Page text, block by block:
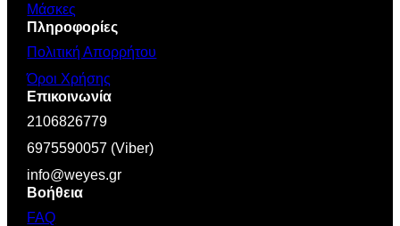
Μάσκες
Πληροφορίες
Πολιτική Απορρήτου
Όροι Χρήσης
Επικοινωνία
2106826779
6975590057 (Viber)
info@weyes.gr
Βοήθεια
FAQ